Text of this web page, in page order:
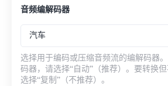
音频编解码器
汽车
选择用于编码或压缩音频流的编解码器
码器，请选择“自动”（推荐）。要转换
选择“复制”（不推荐）。